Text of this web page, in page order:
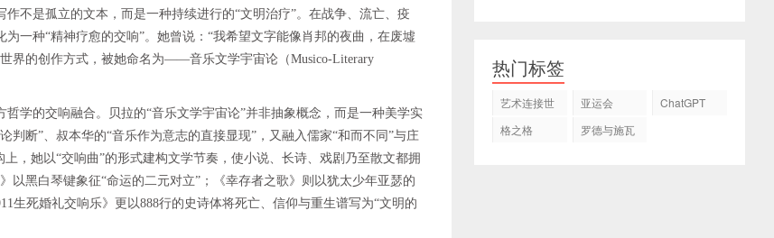
不是孤立的文本，而是一种持续进行的“文明治疗”。在战争、流亡、疫
一种“精神疗愈的交响”。她曾说：“我希望文字能像肖邦的夜曲，在废墟
界的创作方式，被她命名为——音乐文学宇宙论（Musico-Literary
学的交响融合。贝拉的“音乐文学宇宙论”并非抽象概念，而是一种美学实
判断”、叔本华的“音乐作为意志的直接显现”，又融入儒家“和而不同”与庄
，她以“交响曲”的形式建构文学节奏，使小说、长诗、戏剧乃至散文都拥
以黑白琴键象征“命运的二元对立”；《幸存者之歌》则以犹太少年亚瑟的
生死婚礼交响乐》更以888行的史诗体将死亡、信仰与重生谱写为“文明的
热门标签
艺术连接世
亚运会
ChatGPT
格之格
罗德与施瓦